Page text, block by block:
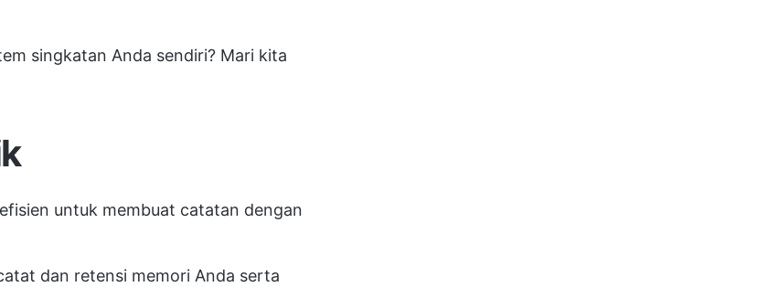
singkatan Anda sendiri? Mari kita
untuk membuat catatan dengan
dan retensi memori Anda serta